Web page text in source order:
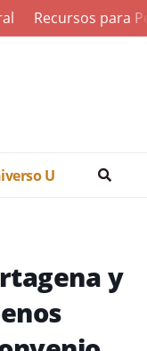
Recursos para
U
y